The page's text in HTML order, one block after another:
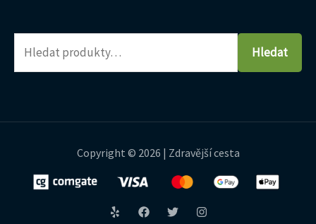
Hledat
Copyright © 2026 | Zdravější cesta